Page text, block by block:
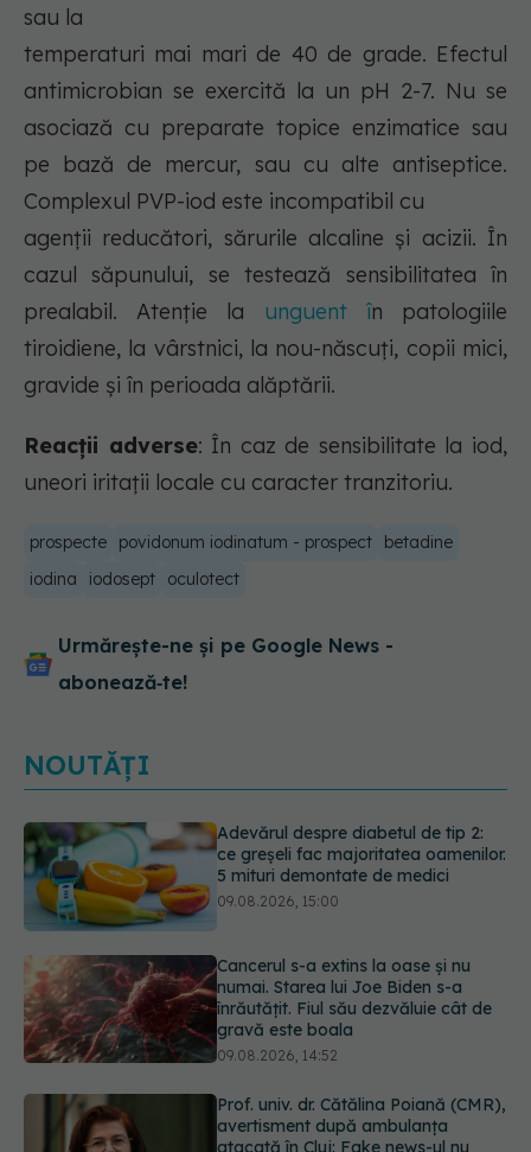
sau la
temperaturi mai mari de 40 de grade. Efectul
antimicrobian se exercită la un pH 2-7. Nu se
asociază cu preparate topice enzimatice sau
pe bază de mercur, sau cu alte antiseptice.
Complexul PVP-iod este incompatibil cu
agenţii reducători, sărurile alcaline şi acizii. În
cazul săpunului, se testează sensibilitatea în
prealabil. Atenţie la unguent în patologiile
tiroidiene, la vârstnici, la nou-născuţi, copii mici,
gravide şi în perioada alăptării.
Reacții adverse: În caz de sensibilitate la iod,
uneori iritaţii locale cu caracter tranzitoriu.
prospecte povidonum iodinatum - prospect
betadine
iodina
iodosept oculotect
Urmărește-ne și pe Google News -
abonează‑te!
NOUTĂȚI
Cancerul s-a extins la oase și nu
numai. Starea lui Joe Biden s-a
înrăutățit. Fiul său dezvăluie cât de
gravă este boala
Prof. univ. dr. Cătălina Poiană (CMR),
avertisment după ambulanța
atacată în Cluj: Fake news-ul nu
este inofensiv
Ora la care mănânci ar putea